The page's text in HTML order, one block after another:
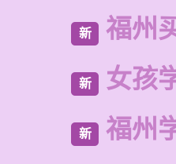
新 福州
新 女孩
新 福州